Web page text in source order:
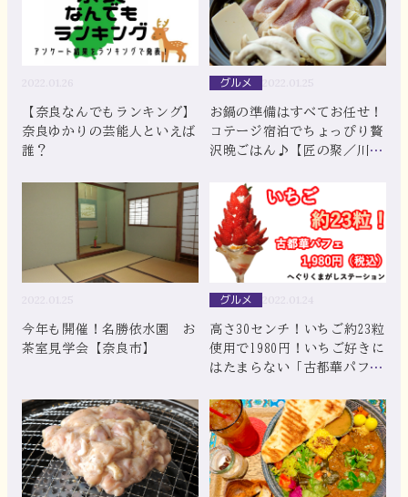
【奈良なんでもランキング】
奈良ゆかりの芸能人といえば
誰？
グルメ
お鍋の準備はすべてお任せ！
コテージ宿泊でちょっぴり贅
沢晩ごはん♪【匠の聚／川上
今年も開催！名勝依水園 お
茶室見学会【奈良市】
グルメ
高さ30センチ！いちご約23粒
使用で1980円！いちご好きに
はたまらない「古都華パフ
ション/平群町】